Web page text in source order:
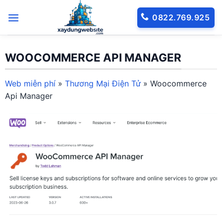
qua
0822.769.925
WOOCOMMERCE API MANAGER
Web miễn phí » Thương Mại Điện Tử» Woocommerce
Api Manager